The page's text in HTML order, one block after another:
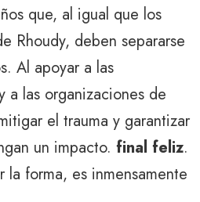
que, al igual que los
Rhoudy, deben separarse
Al apoyar a las
a las organizaciones de
el trauma y garantizar
un impacto. final feliz.
la forma, es inmensamente